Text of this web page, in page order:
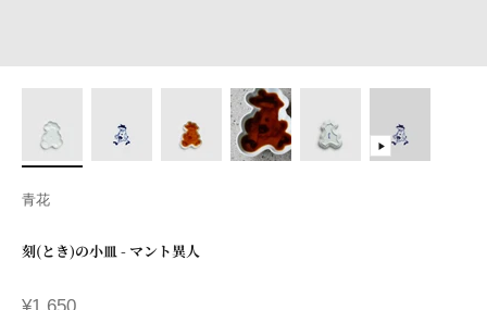
青花
刻(とき)の小皿 - マント異人
セール価格